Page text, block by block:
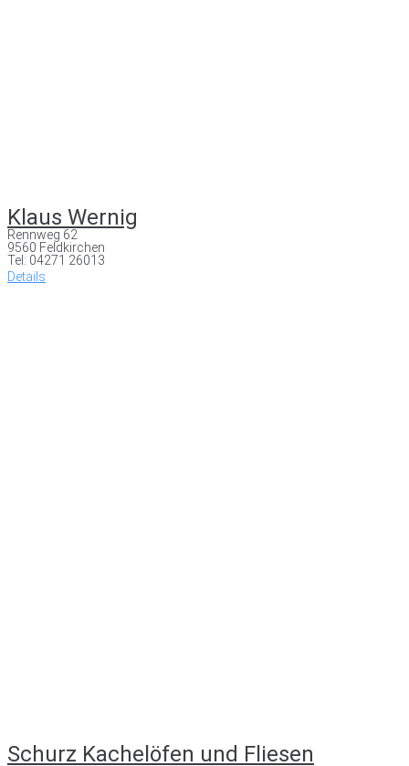
Klaus Wernig
Rennweg 62
9560 Feldkirchen
Tel: 04271 26013
Details
Schurz Kachelöfen und Fliesen